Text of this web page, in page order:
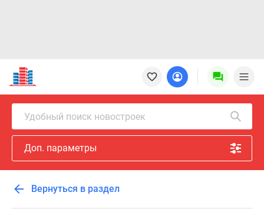
Новостройки
Квартиры
Ипотека
Новостройки
Москвы
Новостройки
Подмосковья
Новостройки
Москвы
Готовые
Удобный поиск новостроек
Доп. параметры
Вернуться в раздел